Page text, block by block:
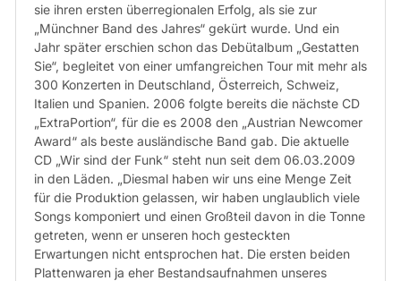
sie ihren ersten überregionalen Erfolg, als sie zur
„Münchner Band des Jahres“ gekürt wurde. Und ein
Jahr später erschien schon das Debütalbum „Gestatten
Sie“, begleitet von einer umfangreichen Tour mit mehr als
300 Konzerten in Deutschland, Österreich, Schweiz,
Italien und Spanien. 2006 folgte bereits die nächste CD
„ExtraPortion“, für die es 2008 den „Austrian Newcomer
Award“ als beste ausländische Band gab. Die aktuelle
CD „Wir sind der Funk“ steht nun seit dem 06.03.2009
in den Läden. „Diesmal haben wir uns eine Menge Zeit
für die Produktion gelassen, wir haben unglaublich viele
Songs komponiert und einen Großteil davon in die Tonne
getreten, wenn er unseren hoch gesteckten
Erwartungen nicht entsprochen hat. Die ersten beiden
Plattenwaren ja eher Bestandsaufnahmen unseres